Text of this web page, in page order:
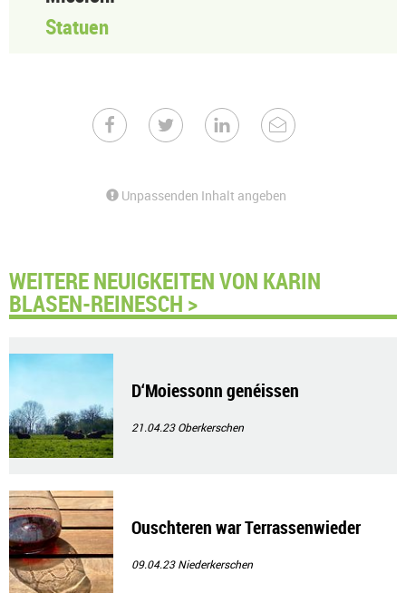
Statuen
Unpassenden Inhalt angeben
WEITERE NEUIGKEITEN VON KARIN
BLASEN-REINESCH >
D‘Moiessonn genéissen
21.04.23Oberkerschen
Ouschteren war Terrassenwieder
09.04.23Niederkerschen